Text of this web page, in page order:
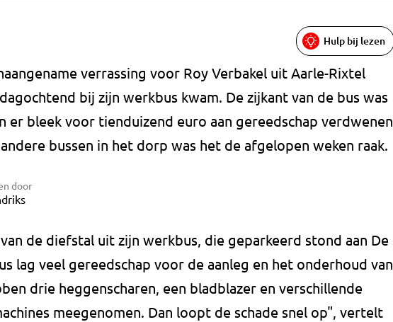
Hulp bij lezen
verrassing voor Roy Verbakel uit Aarle-Rixtel
bij zijn werkbus kwam. De zijkant van de bus was
er bleek voor tienduizend euro aan gereedschap verdwenen
bussen in het dorp was het de afgelopen weken raak.
door
de diefstal uit zijn werkbus, die geparkeerd stond aan De
lag veel gereedschap voor de aanleg en het onderhoud van
drie heggenscharen, een bladblazer en verschillende
meegenomen. Dan loopt de schade snel op", vertelt